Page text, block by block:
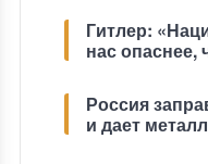
Гитлер:
нас опаснее,
Россия
и дает